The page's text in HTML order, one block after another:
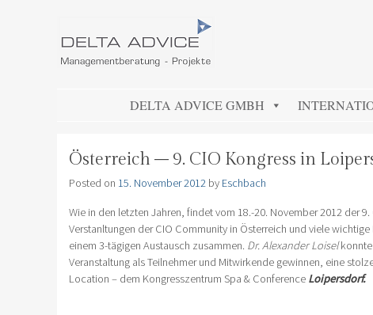
SKIP TO CONTENTDELTA ADVICE GMBH
Österreich – 9. CIO Kongress in
Posted on 15. November 2012 by Eschbach
Wie in den letzten Jahren, findet vom 18.-20. November 2012 der
Verstanltungen der CIO Community in Österreich und viele
einem 3-tägigen Austausch zusammen. Dr. Alexander Loisel
Veranstaltung als Teilnehmer und Mitwirkende gewinnen, eine
Location – dem Kongresszentrum Spa & Conference Loipersdorf.